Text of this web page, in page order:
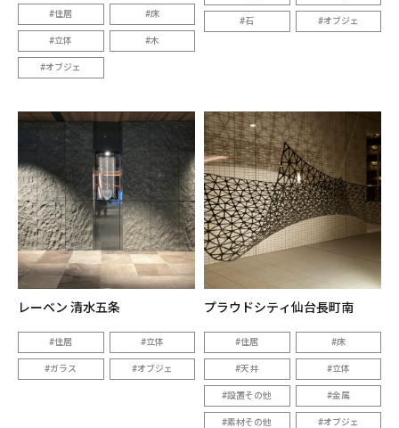
住居 床
立体 木
オブジェ
石 オブジェ
レーベン 清水五条
住居 立体
ガラス オブジェ
プラウドシティ仙台長町南
住居 床
天井 立体
設置その他 金属
素材その他 オブジェ